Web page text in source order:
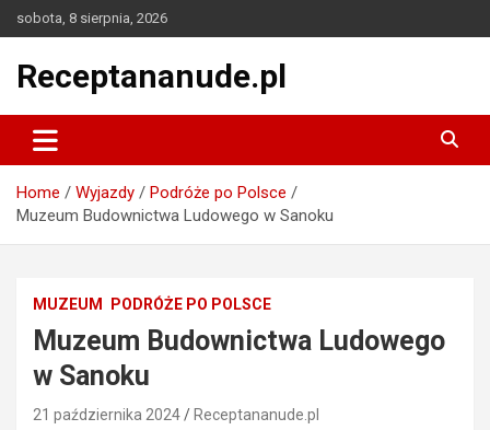
to
sobota, 8 sierpnia, 2026
Receptananude.pl
Home Wyjazdy
Podróże po Polsce
Muzeum Budownictwa Ludowego w Sanoku
MUZEUM PODRÓŻE PO POLSCE
Muzeum Budownictwa Ludowego
w Sanoku
21 października 2024 Receptananude.pl